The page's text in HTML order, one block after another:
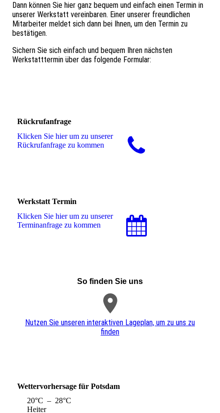
Dann können Sie hier ganz bequem und einfach einen Termin in
unserer Werkstatt vereinbaren. Einer unserer freundlichen
Mitarbeiter meldet sich dann bei Ihnen, um den Termin zu
bestätigen.
Sichern Sie sich einfach und bequem Ihren nächsten
Werkstatttermin über das folgende Formular:
Rückrufanfrage
Klicken Sie hier um zu unserer
Rückrufanfrage zu kommen
Werkstatt Termin
Klicken Sie hier um zu unserer
Terminanfrage zu kommen
So finden Sie uns
Nutzen Sie unseren interaktiven La­ge­plan, um zu uns zu
finden
Wettervorhersage für Potsdam
20°C – 28°C
Heiter